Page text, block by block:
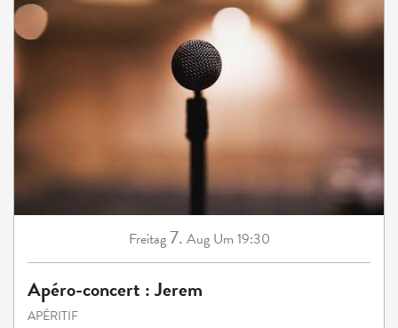
Freitag7. Aug Um 19:30
Apéro-concert : Jerem
APÉRITIF